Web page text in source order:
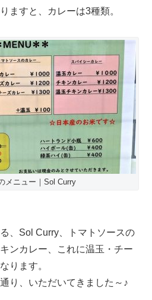
ますと、カレーは3種類。
メニュー｜Sol Curry
、Sol Curry、トマトソースの
ンカレー、これに温玉・チー
ります。
り、いただいてきました～♪